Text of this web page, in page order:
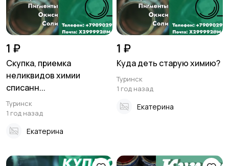
1 ₽
Скупка, приемка
неликвидов химии
списанн...
Туринск
1 год назад
Екатерина
1 ₽
Куда деть старую химию?
Туринск
1 год назад
Екатерина